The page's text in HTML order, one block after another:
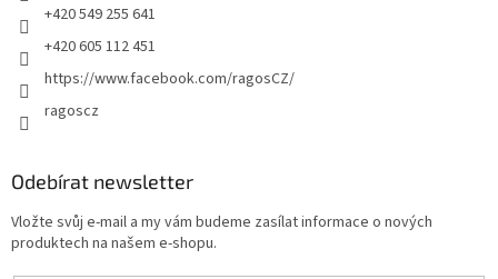
+420 549 255 641
+420 605 112 451
https://www.facebook.com/ragosCZ/
ragoscz
Odebírat newsletter
Vložte svůj e-mail a my vám budeme zasílat informace o nových
produktech na našem e-shopu.